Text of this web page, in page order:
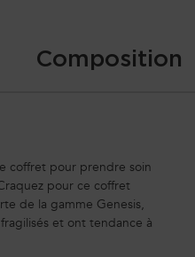
Composition
coffret pour prendre soin
pour ce coffret
de la gamme Genesis,
et ont tendance à